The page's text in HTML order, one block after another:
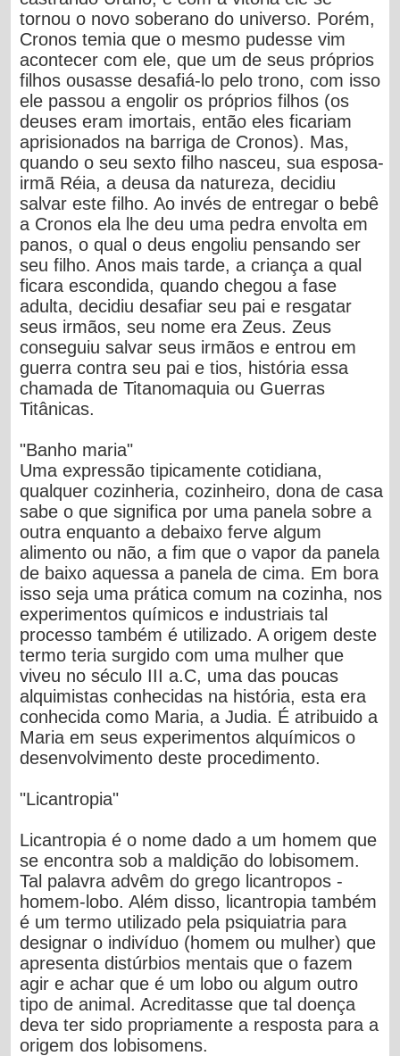
tornou o novo soberano do universo. Porém,
Cronos temia que o mesmo pudesse vim
acontecer com ele, que um de seus próprios
filhos ousasse desafiá-lo pelo trono, com isso
ele passou a engolir os próprios filhos (os
deuses eram imortais, então eles ficariam
aprisionados na barriga de Cronos). Mas,
quando o seu sexto filho nasceu, sua esposa-
irmã Réia, a deusa da natureza, decidiu
salvar este filho. Ao invés de entregar o bebê
a Cronos ela lhe deu uma pedra envolta em
panos, o qual o deus engoliu pensando ser
seu filho. Anos mais tarde, a criança a qual
ficara escondida, quando chegou a fase
adulta, decidiu desafiar seu pai e resgatar
seus irmãos, seu nome eraZeus. Zeus
conseguiu salvar seus irmãos e entrou em
guerra contra seu pai e tios, história essa
chamada deTitanomaquia ou Guerras
Titânicas.
"Banho maria"
Uma expressão tipicamente cotidiana,
qualquer cozinheria, cozinheiro, dona de casa
sabe o que significa por uma panela sobre a
outra enquanto a debaixo ferve algum
alimento ou não, a fim que o vapor da panela
de baixo aquessa a panela de cima. Em bora
isso seja uma prática comum na cozinha, nos
experimentos químicos e industriais tal
processo também é utilizado. A origem deste
termo teria surgido com uma mulher que
viveu noséculo III a.C, uma das poucas
alquimistas conhecidas na história, esta era
conhecida como Maria, a Judia. É atribuido a
Maria em seus experimentos alquímicos o
desenvolvimento deste procedimento.
"Licantropia"
Licantropia é o nome dado a um homem que
se encontra sob a maldição do lobisomem.
Tal palavra advêm do grego licantropos -
homem-lobo. Além disso, licantropia também
é um termo utilizado pela psiquiatria para
designar o indivíduo (homem ou mulher) que
apresenta distúrbios mentais que o fazem
agir e achar que é um lobo ou algum outro
tipo de animal. Acreditasse que tal doença
deva ter sido propriamente a resposta para a
origem dos lobisomens.